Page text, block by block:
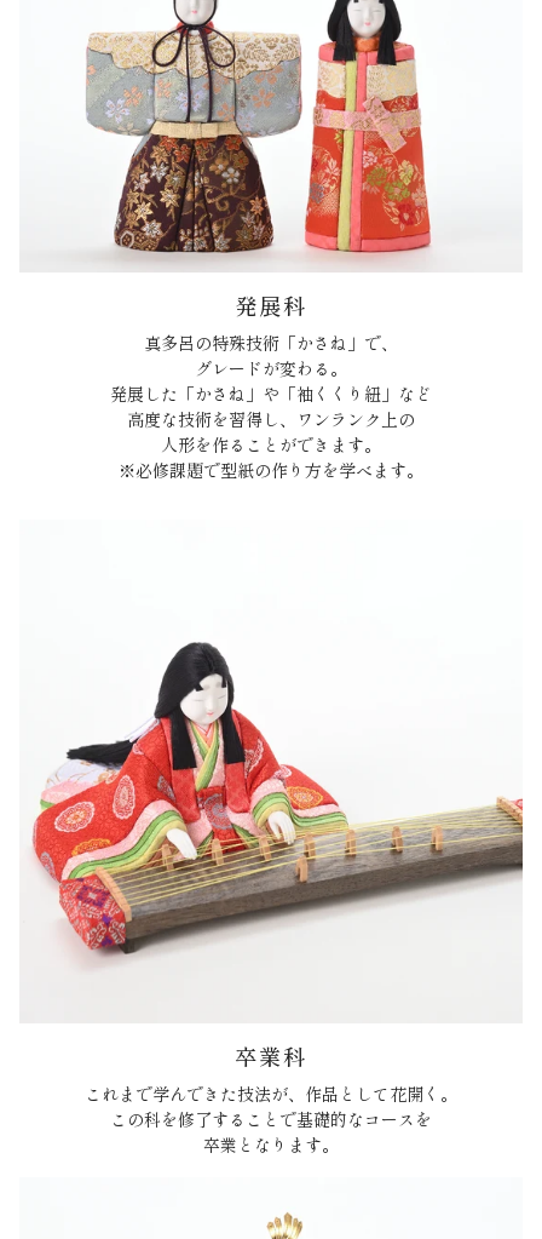
発展科
真多呂の特殊技術「かさね」で、
グレードが変わる。
発展した「かさね」や「袖くくり紐」など
高度な技術を習得し、ワンランク上の
人形を作ることができます。
※必修課題で型紙の作り方を学べます。
卒業科
これまで学んできた技法が、作品として花開く。
この科を修了することで基礎的なコースを
卒業となります。